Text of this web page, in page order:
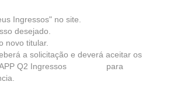
Ingressos" no site.
desejado.
novo titular.
a solicitação e deverá aceitar os
APP Q2 Ingressos para